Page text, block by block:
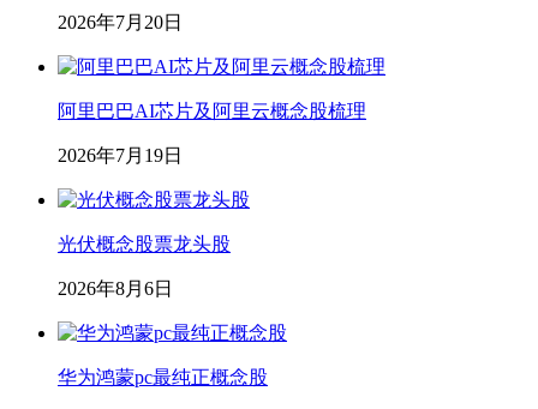
2026年7月20日
阿里巴巴AI芯片及阿里云概念股梳理
2026年7月19日
光伏概念股票龙头股
2026年8月6日
华为鸿蒙pc最纯正概念股